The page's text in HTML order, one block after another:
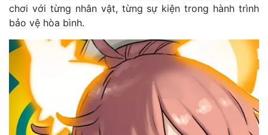
chơi với từng nhân vật, từng sự kiện trong hành trình
bảo vệ hòa bình.